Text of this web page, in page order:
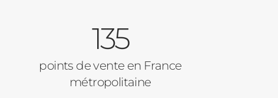
135
points de vente en France
métropolitaine